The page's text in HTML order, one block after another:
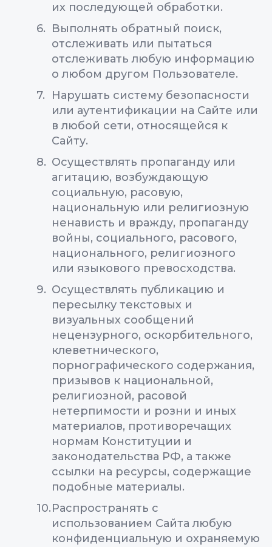
их последующей обработки.
Выполнять обратный поиск,
отслеживать или пытаться
отслеживать любую информацию
о любом другом Пользователе.
Нарушать систему безопасности
или аутентификации на Сайте или
в любой сети, относящейся к
Сайту.
Осуществлять пропаганду или
агитацию, возбуждающую
социальную, расовую,
национальную или религиозную
ненависть и вражду, пропаганду
войны, социального, расового,
национального, религиозного
или языкового превосходства.
Осуществлять публикацию и
пересылку текстовых и
визуальных сообщений
нецензурного, оскорбительного,
клеветнического,
порнографического содержания,
призывов к национальной,
религиозной, расовой
нетерпимости и розни и иных
материалов, противоречащих
нормам Конституции и
законодательства РФ, а также
ссылки на ресурсы, содержащие
подобные материалы.
Распространять с
использованием Сайта любую
конфиденциальную и охраняемую